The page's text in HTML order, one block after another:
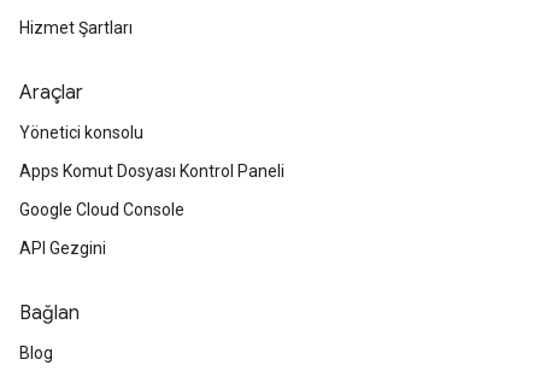
Hizmet Şartları
Araçlar
Yönetici konsolu
Apps Komut Dosyası Kontrol Paneli
Google Cloud Console
API Gezgini
Bağlan
Blog